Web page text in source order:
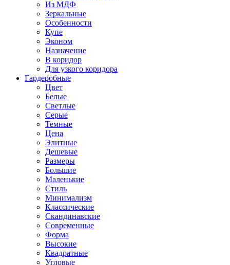
Из МДФ
Зеркальные
Особенности
Купе
Эконом
Назначение
В коридор
Для узкого коридора
Гардеробные
Цвет
Белые
Светлые
Серые
Темные
Цена
Элитные
Дешевые
Размеры
Большие
Маленькие
Стиль
Минимализм
Классические
Скандинавские
Современные
Форма
Высокие
Квадратные
Угловые